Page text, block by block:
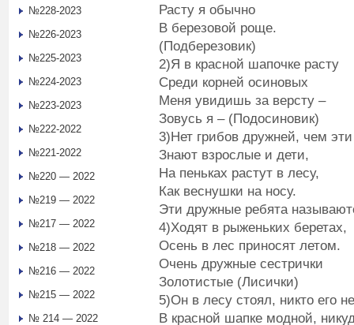
Расту я обычно
В березовой роще.
(Подберезовик)
2)Я в красной шапочке расту
Среди корней осиновых
Меня увидишь за версту –
Зовусь я – (Подосиновик)
3)Нет грибов дружней, чем
Знают взрослые и дети,
На пеньках растут в лесу,
Как веснушки на носу.
Эти дружные ребята
4)Ходят в рыженьких беретах,
Осень в лес приносят летом.
Очень дружные сестрички
Золотистые (Лисички)
5)Он в лесу стоял, никто его
В красной шапке модной,
№228-2023
№226-2023
№225-2023
№224-2023
№223-2023
№222-2022
№221-2022
№220 — 2022
№219 — 2022
№217 — 2022
№218 — 2022
№216 — 2022
№215 — 2022
№ 214 — 2022